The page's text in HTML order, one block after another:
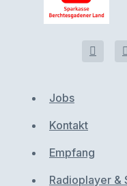
Jobs
Kontakt
Empfang
Radioplayer &